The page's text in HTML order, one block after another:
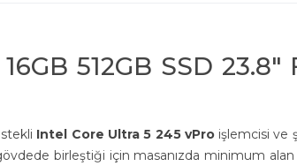
512GB SSD
Intel Core Ultra 5 245 vProişlemcisi ve
birleştiği için masanızda minimum alan